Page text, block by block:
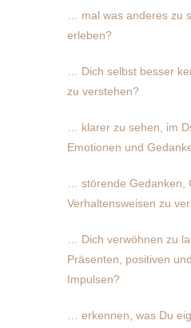
… mal was anderes zu
erleben?
… Dich selbst besser
zu verstehen?
… klarer zu sehen, im
Emotionen und
… störende Gedanken,
Verhaltensweisen zu
… Dich verwöhnen zu
Präsenten, positiven
Impulsen?
… erkennen, was Du